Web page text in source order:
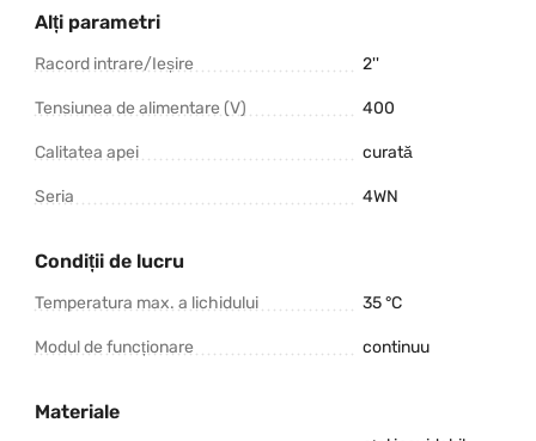
Alți parametri
Racord intrare/Ieșire 2''
Tensiunea de alimentare (V) 400
Calitatea apei curată
Seria 4WN
Condiții de lucru
Temperatura max. a lichidului 35 °C
Modul de funcționare continuu
Materiale